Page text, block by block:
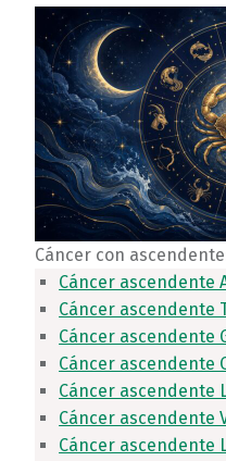
Cáncer con
Cáncer ascendente
Cáncer ascendente
Cáncer ascendente
Cáncer ascendente
Cáncer ascendente
Cáncer ascendente
Cáncer ascendente